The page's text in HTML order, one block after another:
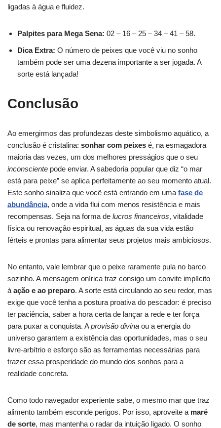
ligadas à água e fluidez.
Palpites para Mega Sena: 02 – 16 – 25 – 34 – 41 – 58.
Dica Extra: O número de peixes que você viu no sonho
também pode ser uma dezena importante a ser jogada. A
sorte está lançada!
Conclusão
Ao emergirmos das profundezas deste simbolismo aquático, a
conclusão é cristalina: sonhar com peixes é, na esmagadora
maioria das vezes, um dos melhores presságios que o seu
inconsciente pode enviar. A sabedoria popular que diz “o mar
está para peixe” se aplica perfeitamente ao seu momento atual.
Este sonho sinaliza que você está entrando em uma fase de
abundância, onde a vida flui com menos resistência e mais
recompensas. Seja na forma de lucros financeiros, vitalidade
física ou renovação espiritual, as águas da sua vida estão
férteis e prontas para alimentar seus projetos mais ambiciosos.
No entanto, vale lembrar que o peixe raramente pula no barco
sozinho. A mensagem onírica traz consigo um convite implícito
à ação e ao preparo. A sorte está circulando ao seu redor, mas
exige que você tenha a postura proativa do pescador: é preciso
ter paciência, saber a hora certa de lançar a rede e ter força
para puxar a conquista. Aprovisão divina ou a energia do
universo garantem a existência das oportunidades, mas o seu
livre-arbítrio e esforço são as ferramentas necessárias para
trazer essa prosperidade do mundo dos sonhos para a
realidade concreta.
Como todo navegador experiente sabe, o mesmo mar que traz
alimento também esconde perigos. Por isso, aproveite a maré
de sorte, mas mantenha o radar da intuição ligado. O sonho